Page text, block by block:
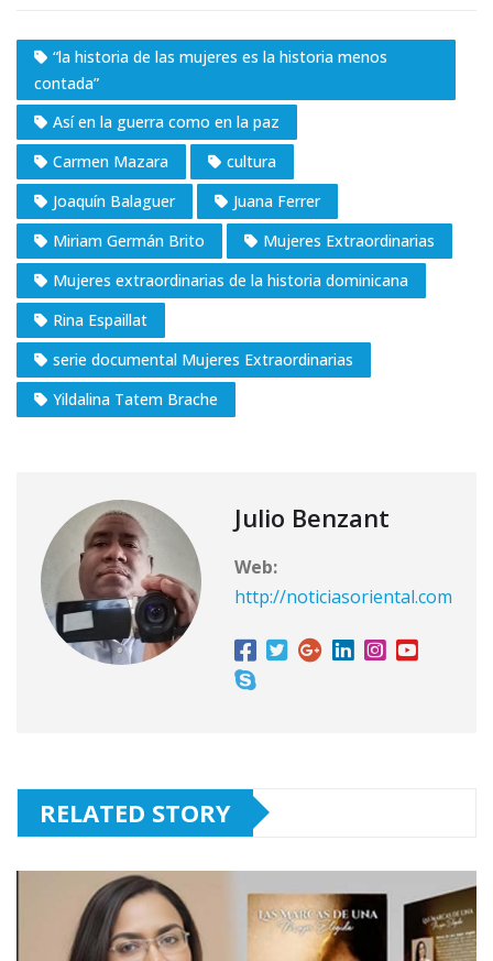
“la historia de las mujeres es la historia menos
contada”
Así en la guerra como en la paz
Carmen Mazara
cultura
Joaquín Balaguer
Juana Ferrer
Miriam Germán Brito
Mujeres Extraordinarias
Mujeres extraordinarias de la historia dominicana
Rina Espaillat
serie documental Mujeres Extraordinarias
Yildalina Tatem Brache
Julio Benzant
Web:
http://noticiasoriental.com
RELATED STORY